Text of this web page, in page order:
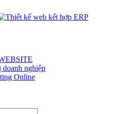
doanh nghiệp
Online